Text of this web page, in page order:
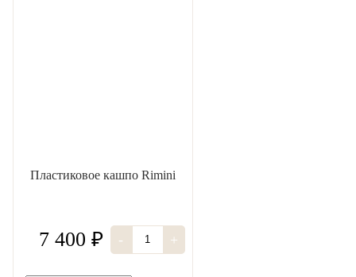
Пластиковое кашпо Rimini
7 400 ₽ - +